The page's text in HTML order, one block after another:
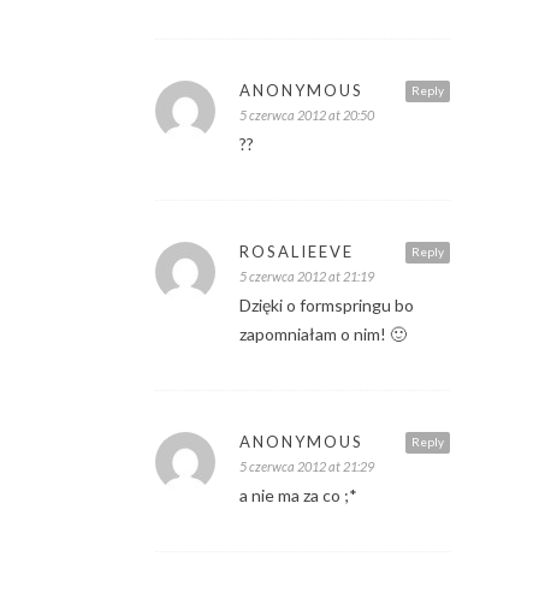
Reply
ANONYMOUS
5 czerwca 2012 at 20:50
??
Reply
ROSALIEEVE
5 czerwca 2012 at 21:19
Dzięki o formspringu bo
zapomniałam o nim! 🙂
Reply
ANONYMOUS
5 czerwca 2012 at 21:29
a nie ma za co ;*